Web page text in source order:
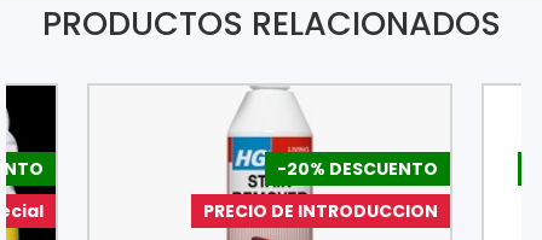
PRODUCTOS RELACIONADOS
-20% DESCUENTO
PRECIO DE INTRODUCCION